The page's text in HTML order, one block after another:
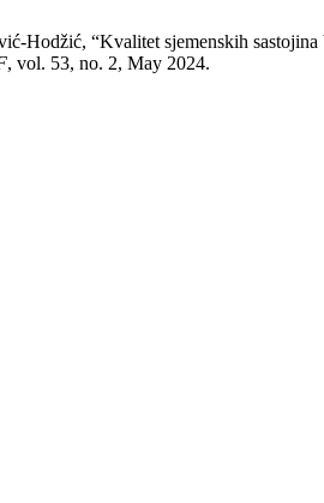
Hodžić, “Kvalitet sjemenskih
, vol. 53, no. 2, May 2024.